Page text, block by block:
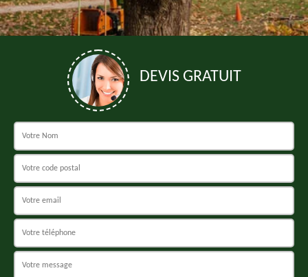
DEVIS GRATUIT